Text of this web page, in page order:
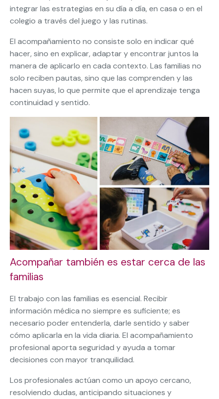
integrar las estrategias en su día a día, en casa o en el
colegio a través del juego y las rutinas.
El acompañamiento no consiste solo en indicar qué
hacer, sino en explicar, adaptar y encontrar juntos la
manera de aplicarlo en cada contexto. Las familias no
solo reciben pautas, sino que las comprenden y las
hacen suyas, lo que permite que el aprendizaje tenga
continuidad y sentido.
Acompañar también es estar cerca de las
familias
El trabajo con las familias es esencial. Recibir
información médica no siempre es suficiente; es
necesario poder entenderla, darle sentido y saber
cómo aplicarla en la vida diaria. El acompañamiento
profesional aporta seguridad y ayuda a tomar
decisiones con mayor tranquilidad.
Los profesionales actúan como un apoyo cercano,
resolviendo dudas, anticipando situaciones y